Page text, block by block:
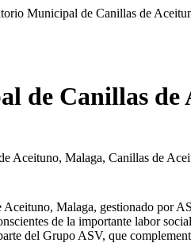
Municipal de Canillas de
de Canillas
Aceituno, Malaga, Canillas de
Malaga, gestionado por
de la importante labor
del Grupo ASV, que